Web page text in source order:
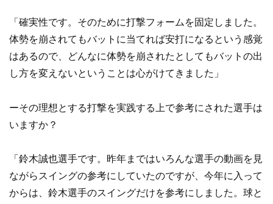
「確実性です。そのために打撃フォームを固定しました。
体勢を崩されてもバットに当てれば安打になるという感覚
はあるので、どんなに体勢を崩されたとしてもバットの出
し方を変えないということは心がけてきました」
ーその理想とする打撃を実践する上で参考にされた選手は
いますか？
「鈴木誠也選手です。昨年まではいろんな選手の動画を見
ながらスイングの参考にしていたのですが、今年に入って
からは、鈴木選手のスイングだけを参考にしました。球と